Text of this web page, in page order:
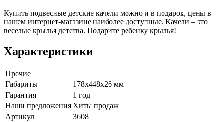
Купить подвесные детские качели можно и в подарок, цены в
нашем интернет-магазине наиболее доступные. Качели – это
веселые крылья детства. Подарите ребенку крылья!
Характеристики
Прочие
Габариты
178х448х26 мм
Гарантия
1 год.
Наши предложения Хиты продаж
Артикул
3608